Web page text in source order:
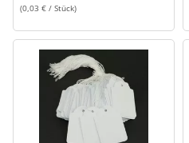
(0,03 € / Stück)